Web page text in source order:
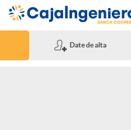
Date de alta